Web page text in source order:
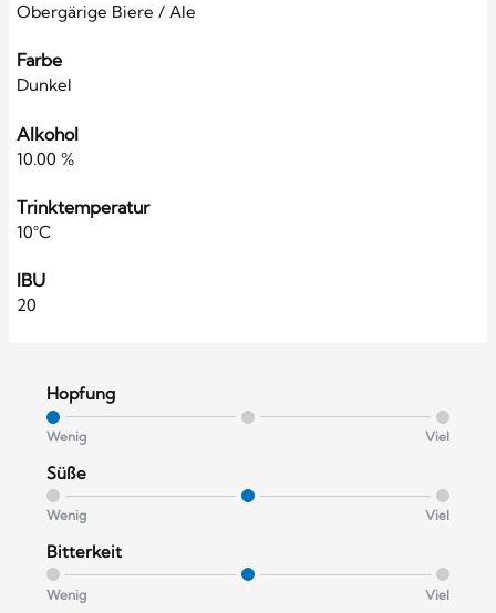
Obergärige Biere / Ale
Farbe
Dunkel
Alkohol
10.00 %
Trinktemperatur
10°C
IBU
20
Hopfung
Wenig Viel
Süße
Wenig Viel
Bitterkeit
Wenig Viel